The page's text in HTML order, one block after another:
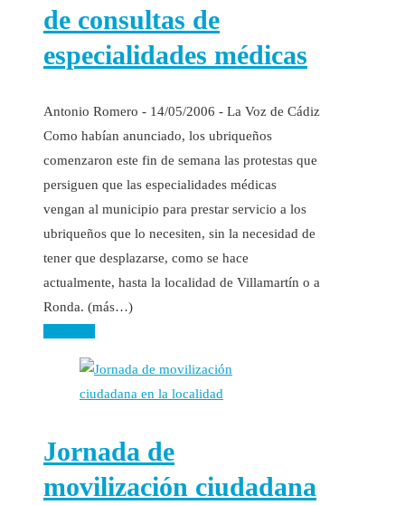
de consultas de
especialidades médicas
Antonio Romero - 14/05/2006 - La Voz de Cádiz
Como habían anunciado, los ubriqueños
comenzaron este fin de semana las protestas que
persiguen que las especialidades médicas
vengan al municipio para prestar servicio a los
ubriqueños que lo necesiten, sin la necesidad de
tener que desplazarse, como se hace
actualmente, hasta la localidad de Villamartín o a
Ronda. (más…)
Jornada de
movilización ciudadana